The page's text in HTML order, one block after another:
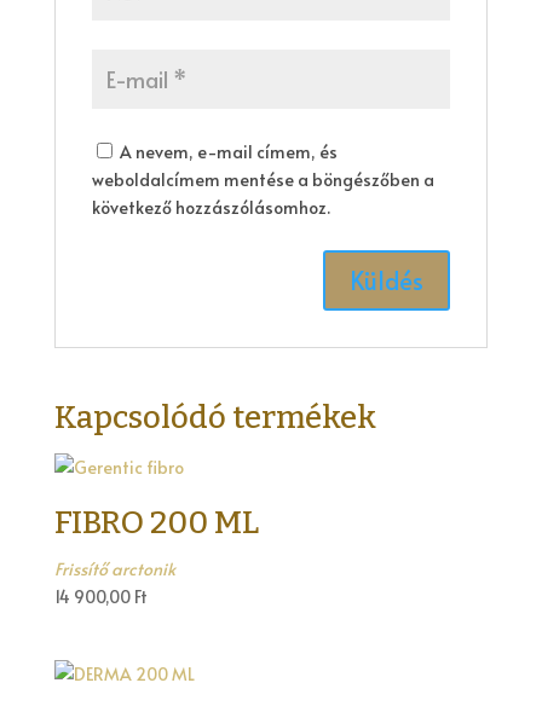
A nevem, e-mail címem, és
weboldalcímem mentése a böngészőben a
következő hozzászólásomhoz.
Kapcsolódó termékek
FIBRO 200 ML
Frissítő arctonik
14 900,00 Ft